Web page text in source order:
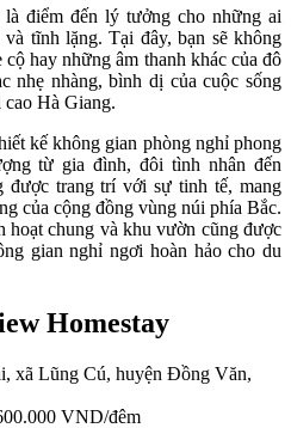
điểm đến lý tưởng cho những ai
tĩnh lặng. Tại đây, bạn sẽ không
hay những âm thanh khác của đô
nhẹ nhàng, bình dị của cuộc sống
Hà Giang.
kế không gian phòng nghỉ phong
từ gia đình, đôi tình nhân đến
được trang trí với sự tinh tế, mang
của cộng đồng vùng núi phía Bắc.
hoạt chung và khu vườn cũng được
gian nghỉ ngơi hoàn hảo cho du
Homestay
xã Lũng Cú, huyện Đồng Văn,
VND/đêm